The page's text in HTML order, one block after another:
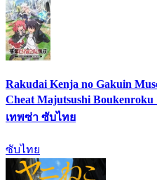
Rakudai Kenja no Gakuin
Cheat Majutsushi
เทพซ่า ซับไทย
ซับไทย